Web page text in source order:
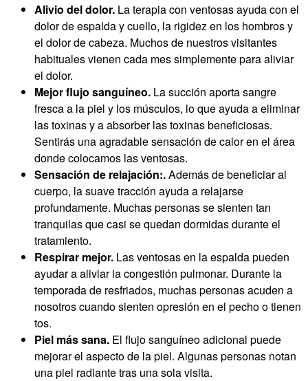
Alivio del dolor. La terapia con ventosas ayuda con el
dolor de espalda y cuello, la rigidez en los hombros y
el dolor de cabeza. Muchos de nuestros visitantes
habituales vienen cada mes simplemente para aliviar
el dolor.
Mejor flujo sanguíneo. La succión aporta sangre
fresca a la piel y los músculos, lo que ayuda a eliminar
las toxinas y a absorber las toxinas beneficiosas.
Sentirás una agradable sensación de calor en el área
donde colocamos las ventosas.
Sensación de relajación:.Además de beneficiar al
cuerpo, la suave tracción ayuda a relajarse
profundamente. Muchas personas se sienten tan
tranquilas que casi se quedan dormidas durante el
tratamiento.
Respirar mejor. Las ventosas en la espalda pueden
ayudar a aliviar la congestión pulmonar. Durante la
temporada de resfriados, muchas personas acuden a
nosotros cuando sienten opresión en el pecho o tienen
tos.
Piel más sana. El flujo sanguíneo adicional puede
mejorar el aspecto de la piel. Algunas personas notan
una piel radiante tras una sola visita.